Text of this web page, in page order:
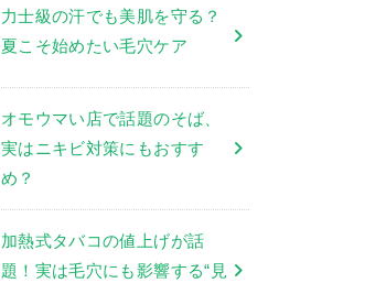
力士級の汗でも美肌を守る？
夏こそ始めたい毛穴ケア
オモウマい店で話題のそば、
実はニキビ対策にもおすす
め？
加熱式タバコの値上げが話
題！実は毛穴にも影響する“見